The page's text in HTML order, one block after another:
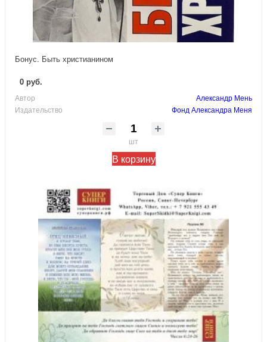
Бонус. Быть христианином
0 руб.
Автор
Александр Мень
Издательство
Фонд Александра Меня
шт
В корзину